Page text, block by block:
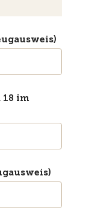
18 im